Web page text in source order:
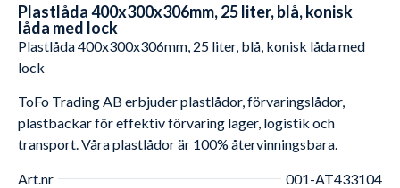
Plastlåda 400x300x306mm, 25 liter, blå, konisk
låda med lock
Plastlåda 400x300x306mm, 25 liter, blå, konisk låda med
lock
ToFo Trading AB erbjuder plastlådor, förvaringslådor,
plastbackar för effektiv förvaring lager, logistik och
transport. Våra plastlådor är 100% återvinningsbara.
Art.nr
001-AT433104